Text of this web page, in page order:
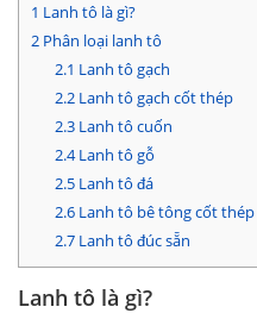
1 Lanh tô là gì?
2 Phân loại lanh tô
2.1 Lanh tô gạch
2.2Lanh tô gạch cốt thép
2.3Lanh tô cuốn
2.4Lanh tô gỗ
2.5Lanh tô đá
2.6Lanh tô bê tông cốt thép
2.7Lanh tô đúc sẵn
Lanh tô là gì?